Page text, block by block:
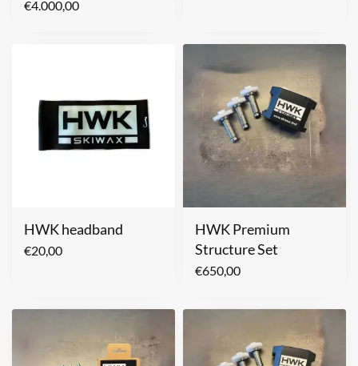
€4.000,00
HWK headband
€20,00
HWK Premium
Structure Set
€650,00